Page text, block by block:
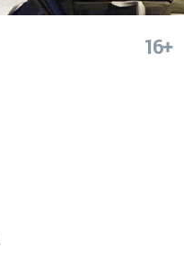
16+